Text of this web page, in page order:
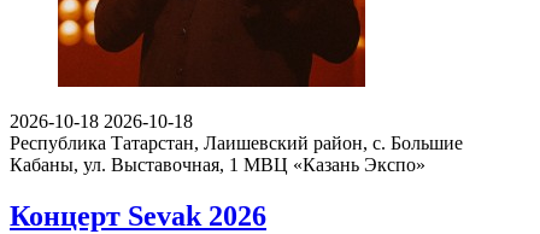
2026-10-18 2026-10-18
Республика Татарстан, Лаишевский район, с. Большие
Кабаны, ул. Выставочная, 1 МВЦ «Казань Экспо»
Концерт Sevak 2026